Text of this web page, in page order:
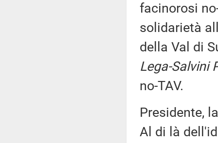
facinorosi
solidarietà
della Val di
Lega-Salvini
no-TAV.
Presidente,
Al di là